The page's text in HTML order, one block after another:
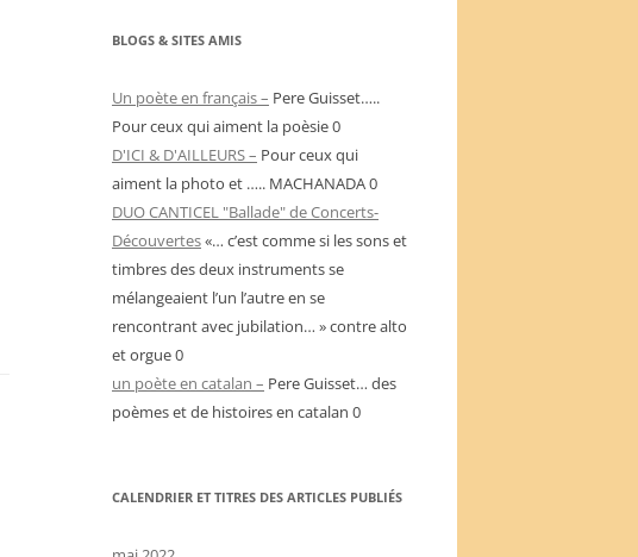
BLOGS & SITES AMIS
Un poète en français – Pere Guisset…..
Pour ceux qui aiment la poèsie 0
D'ICI & D'AILLEURS – Pour ceux qui
aiment la photo et ….. MACHANADA 0
DUO CANTICEL "Ballade" de Concerts-
Découvertes«… c’est comme si les sons et
timbres des deux instruments se
mélangeaient l’un l’autre en se
rencontrant avec jubilation… » contre alto
et orgue 0
un poète en catalan – Pere Guisset… des
poèmes et de histoires en catalan 0
CALENDRIER ET TITRES DES ARTICLES PUBLIÉS